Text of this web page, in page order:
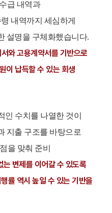
급 내역과
내역까지 세심하게
설명을 구체화했습니다.
와 고용계약서를 기반으로
이 납득할 수 있는 회생
인 수치를 나열한 것이
지출 구조를 바탕으로
을 맞춰 준비
는 변제를 이어갈 수 있도록
률 역시 높일 수 있는 기반을